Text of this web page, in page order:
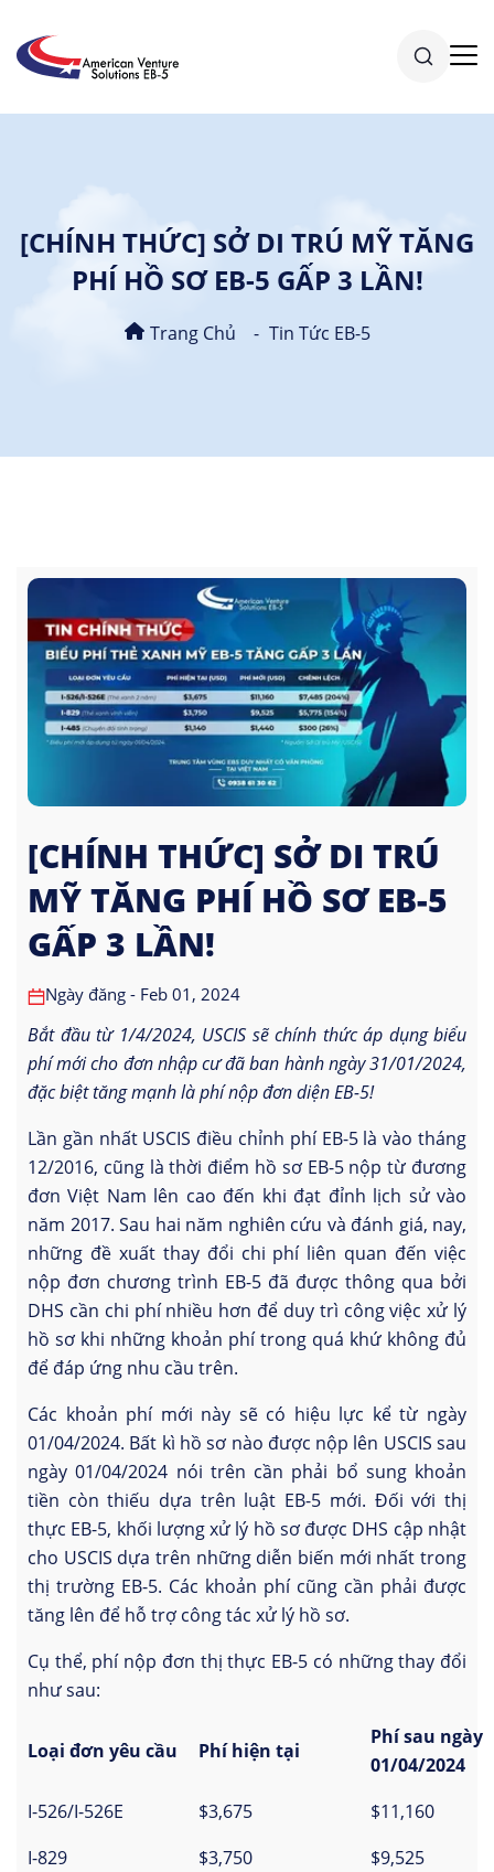
[CHÍNH THỨC] SỞ DI TRÚ MỸ TĂNG
PHÍ HỒ SƠ EB-5 GẤP 3 LẦN!
Trang Chủ Tin Tức EB-5
[CHÍNH THỨC] SỞ DI TRÚ
MỸ TĂNG PHÍ HỒ SƠ EB-5
GẤP 3 LẦN!
Ngày đăng - Feb 01, 2024
Bắt đầu từ 1/4/2024, USCIS sẽ chính thức áp dụng biểu
phí mới cho đơn nhập cư đã ban hành ngày 31/01/2024,
đặc biệt tăng mạnh là phí nộp đơn diện EB-5!
Lần gần nhất USCIS điều chỉnh phí EB-5 là vào tháng
12/2016, cũng là thời điểm hồ sơ EB-5 nộp từ đương
đơn Việt Nam lên cao đến khi đạt đỉnh lịch sử vào
năm 2017. Sau hai năm nghiên cứu và đánh giá, nay,
những đề xuất thay đổi chi phí liên quan đến việc
nộp đơn chương trình EB-5 đã được thông qua bởi
DHS cần chi phí nhiều hơn để duy trì công việc xử lý
hồ sơ khi những khoản phí trong quá khứ không đủ
để đáp ứng nhu cầu trên.
Các khoản phí mới này sẽ có hiệu lực kể từ ngày
01/04/2024. Bất kì hồ sơ nào được nộp lên USCIS sau
ngày 01/04/2024 nói trên cần phải bổ sung khoản
tiền còn thiếu dựa trên luật EB-5 mới. Đối với thị
thực EB-5, khối lượng xử lý hồ sơ được DHS cập nhật
cho USCIS dựa trên những diễn biến mới nhất trong
thị trường EB-5. Các khoản phí cũng cần phải được
tăng lên để hỗ trợ công tác xử lý hồ sơ.
Cụ thể, phí nộp đơn thị thực EB-5 có những thay đổi
như sau:
Loại đơn yêu cầu Phí hiện tại
Phí sau ngày
01/04/2024
I-526/I-526E
$3,675
$11,160
I-829
$3,750
$9,525